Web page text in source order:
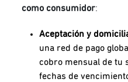
como consumidor:
Aceptación y
una red de pago
cobro mensual de tu
fechas de